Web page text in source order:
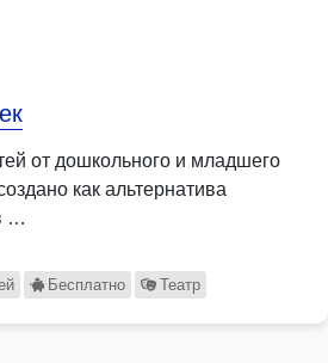
от дошкольного и младшего
как альтернатива
…
Бесплатно Театр